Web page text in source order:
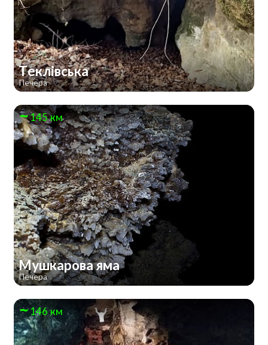
Теклівська
Печера
145 км
Мушкарова яма
Печера
146 км